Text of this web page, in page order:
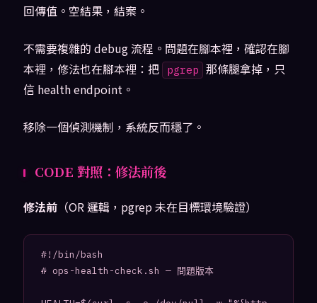
回傳值。空結果，結案。
不需要複雜的 debug 流程。問題在腳本裡，確認在腳
本裡，修法也在腳本裡：把
pgrep 那條腿拿掉，只
信 health endpoint。
移除一個偵測機制，系統反而穩了。
CODE 對照：修法前後
修法前（OR 邏輯，pgrep 未在目標環境驗證）
#!/bin/bash
# ops-health-check.sh — 問題版本